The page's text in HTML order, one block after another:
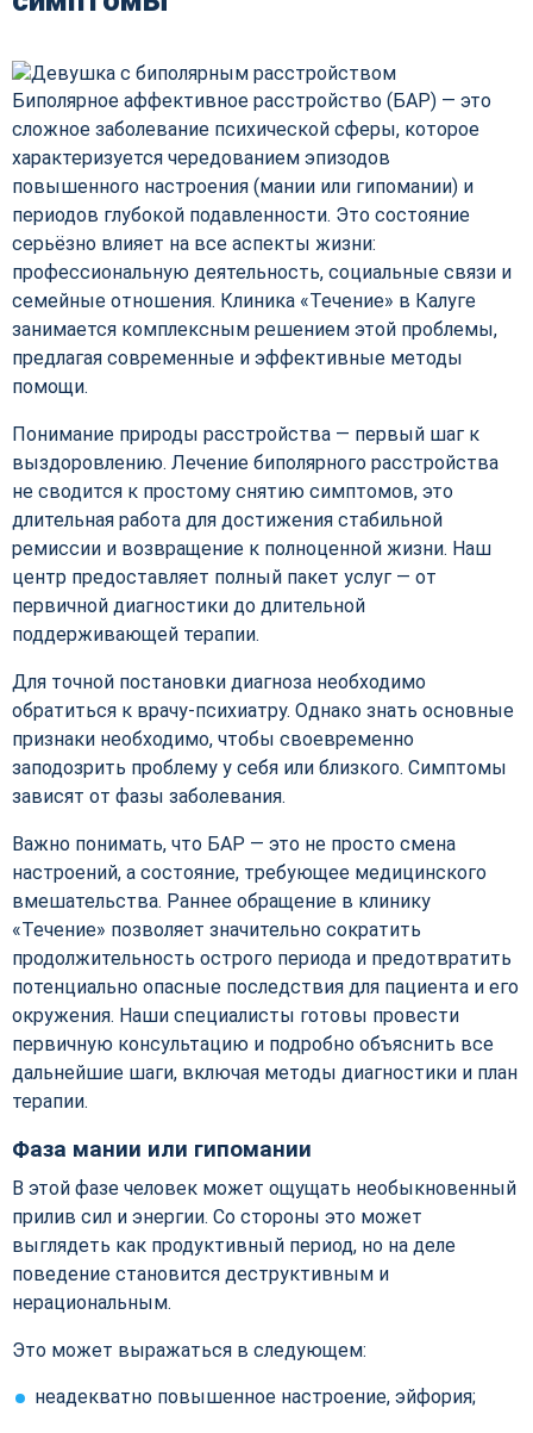
Биполярное аффективное расстройство (БАР) — это
сложное заболевание психической сферы, которое
характеризуется чередованием эпизодов
повышенного настроения (мании или гипомании) и
периодов глубокой подавленности. Это состояние
серьёзно влияет на все аспекты жизни:
профессиональную деятельность, социальные связи и
семейные отношения. Клиника «Течение» в Калуге
занимается комплексным решением этой проблемы,
предлагая современные и эффективные методы
помощи.
Понимание природы расстройства — первый шаг к
выздоровлению. Лечение биполярного расстройства
не сводится к простому снятию симптомов, это
длительная работа для достижения стабильной
ремиссии и возвращение к полноценной жизни. Наш
центр предоставляет полный пакет услуг — от
первичной диагностики до длительной
поддерживающей терапии.
Для точной постановки диагноза необходимо
обратиться к врачу-психиатру. Однако знать основные
признаки необходимо, чтобы своевременно
заподозрить проблему у себя или близкого. Симптомы
зависят от фазы заболевания.
Важно понимать, что БАР — это не просто смена
настроений, а состояние, требующее медицинского
вмешательства. Раннее обращение в клинику
«Течение» позволяет значительно сократить
продолжительность острого периода и предотвратить
потенциально опасные последствия для пациента и его
окружения. Наши специалисты готовы провести
первичную консультацию и подробно объяснить все
дальнейшие шаги, включая методы диагностики и план
терапии.
Фаза мании или гипомании
В этой фазе человек может ощущать необыкновенный
прилив сил и энергии. Со стороны это может
выглядеть как продуктивный период, но на деле
поведение становится деструктивным и
нерациональным.
Это может выражаться в следующем:
неадекватно повышенное настроение, эйфория;